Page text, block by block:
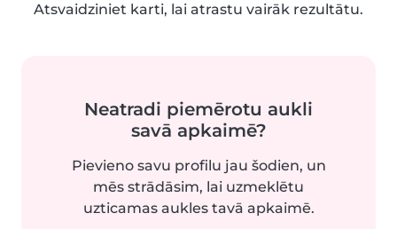
Atsvaidziniet karti, lai atrastu vairāk rezultātu.
Neatradi piemērotu aukli
savā apkaimē?
Pievieno savu profilu jau šodien, un
mēs strādāsim, lai uzmeklētu
uzticamas aukles tavā apkaimē.